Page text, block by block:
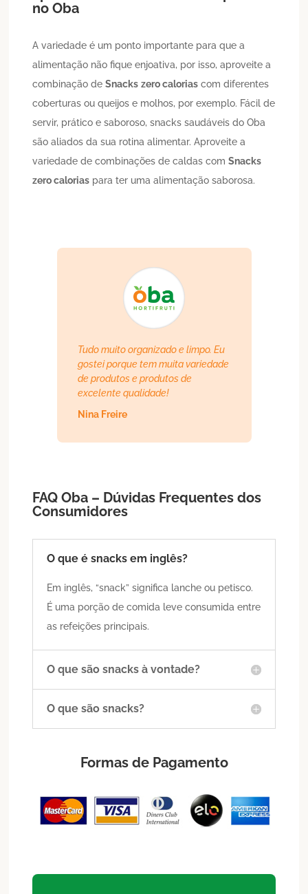
no Oba
A variedade é um ponto importante para que a
alimentação não fique enjoativa, por isso, aproveite a
combinação deSnacks zero calorias com diferentes
coberturas ou queijos e molhos, por exemplo. Fácil de
servir, prático e saboroso, snacks saudáveis do Oba
são aliados da sua rotina alimentar. Aproveite a
variedade de combinações de caldas comSnacks
zero calorias para ter uma alimentação saborosa.
Tudo muito organizado e limpo. Eu
gostei porque tem muita variedade
de produtos e produtos de
excelente qualidade!
Nina Freire
FAQ Oba – Dúvidas Frequentes dos
Consumidores
O que é snacks em inglês?
Em inglês, “snack” significa lanche ou petisco.
É uma porção de comida leve consumida entre
as refeições principais.
O que são snacks à vontade?
O que são snacks?
Formas de Pagamento